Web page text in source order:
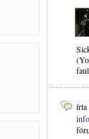
írta